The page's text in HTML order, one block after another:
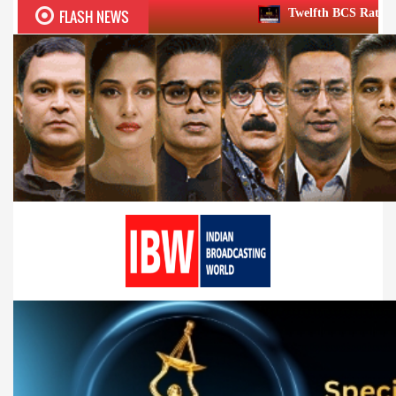
FLASH NEWS Twelfth BCS Ratna Award boasts